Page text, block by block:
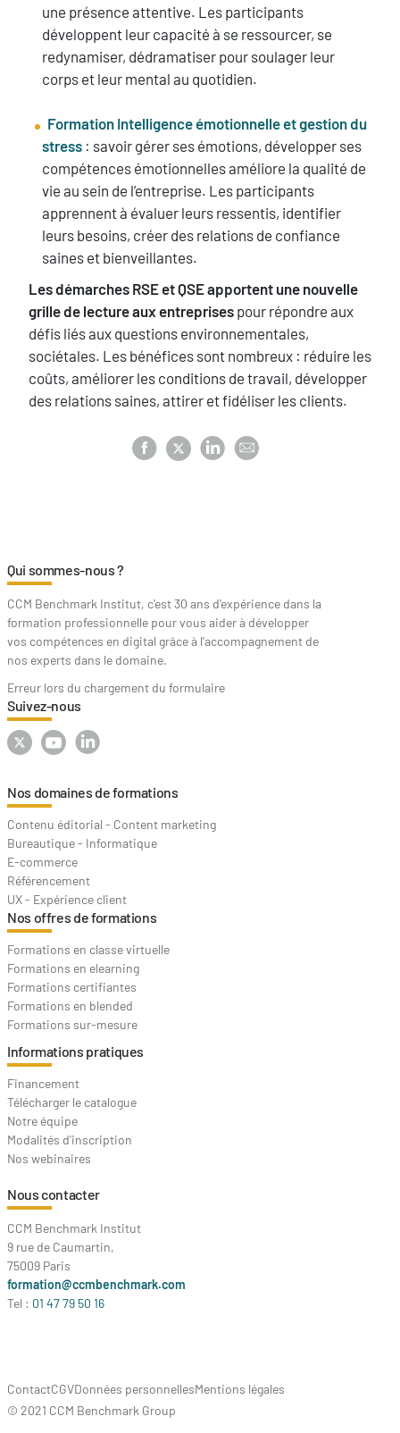
une présence attentive. Les participants
développent leur capacité à se ressourcer, se
redynamiser, dédramatiser pour soulager leur
corps et leur mental au quotidien.
Formation Intelligence émotionnelle et gestion du
stress : savoir gérer ses émotions, développer ses
compétences émotionnelles améliore la qualité de
vie au sein de l’entreprise. Les participants
apprennent à évaluer leurs ressentis, identifier
leurs besoins, créer des relations de confiance
saines et bienveillantes.
Les démarches RSE et QSE apportent une nouvelle
grille de lecture aux entreprises pour répondre aux
défis liés aux questions environnementales,
sociétales. Les bénéfices sont nombreux : réduire les
coûts, améliorer les conditions de travail, développer
des relations saines, attirer et fidéliser les clients.
Qui sommes-nous ?
CCM Benchmark Institut, c'est 30 ans d'expérience dans la
formation professionnelle pour vous aider à développer
vos compétences en digital grâce à l’accompagnement de
nos experts dans le domaine.
Erreur lors du chargement du formulaire
Suivez-nous
Nos domaines de formations
Contenu éditorial - Content marketing
Bureautique - Informatique
E-commerce
Référencement
UX - Expérience client
Nos offres de formations
Formations en classe virtuelle
Formations en elearning
Formations certifiantes
Formations en blended
Formations sur-mesure
Informations pratiques
Financement
Télécharger le catalogue
Notre équipe
Modalités d'inscription
Nos webinaires
Nous contacter
CCM Benchmark Institut
9 rue de Caumartin,
75009 Paris
formation@ccmbenchmark.com
Tel : 01 47 79 50 16
ContactCGVDonnées personnellesMentions légales
© 2021 CCM Benchmark Group